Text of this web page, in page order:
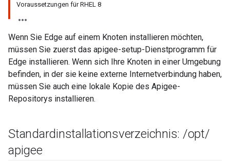
Voraussetzungen für RHEL 8
Wenn Sie Edge auf einem Knoten installieren möchten,
müssen Sie zuerst das apigee-setup-Dienstprogramm für
Edge installieren. Wenn sich Ihre Knoten in einer Umgebung
befinden, in der sie keine externe Internetverbindung haben,
müssen Sie auch eine lokale Kopie des Apigee-
Repositorys installieren.
Standardinstallationsverzeichnis: /opt/
apigee